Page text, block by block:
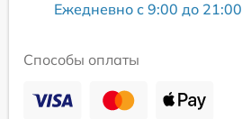
Ежедневно с 9:00 до 21:00
Способы оплаты